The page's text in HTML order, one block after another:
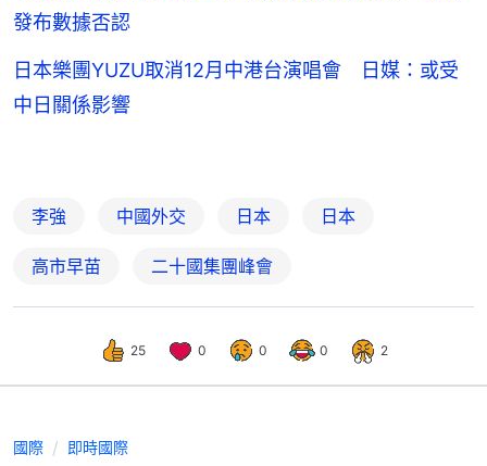
發布數據否認
日本樂團YUZU取消12月中港台演唱會 日媒：或受
中日關係影響
李強 中國外交 日本 日本
高市早苗 二十國集團峰會
25 0 0 0 2
國際 即時國際